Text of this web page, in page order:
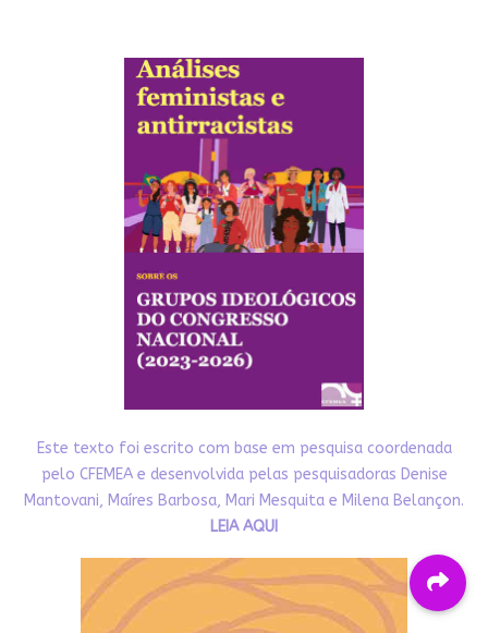
Este texto foi escrito com base em pesquisa coordenada
pelo CFEMEA e desenvolvida pelas pesquisadoras Denise
Mantovani, Maíres Barbosa, Mari Mesquita e Milena Belançon.
LEIA AQUI